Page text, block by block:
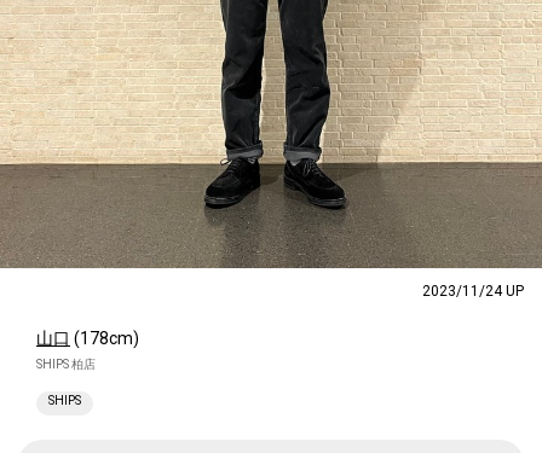
2023/11/24 UP
山口 (178cm)
SHIPS 柏店
SHIPS